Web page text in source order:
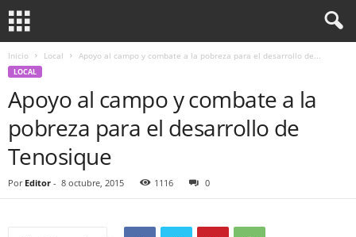
Inicio Local Apoyo al campo y combate a la pobreza para el desarrollo de...
LOCAL
Apoyo al campo y combate a la
pobreza para el desarrollo de
Tenosique
Por Editor - 8 octubre, 2015 1116 0